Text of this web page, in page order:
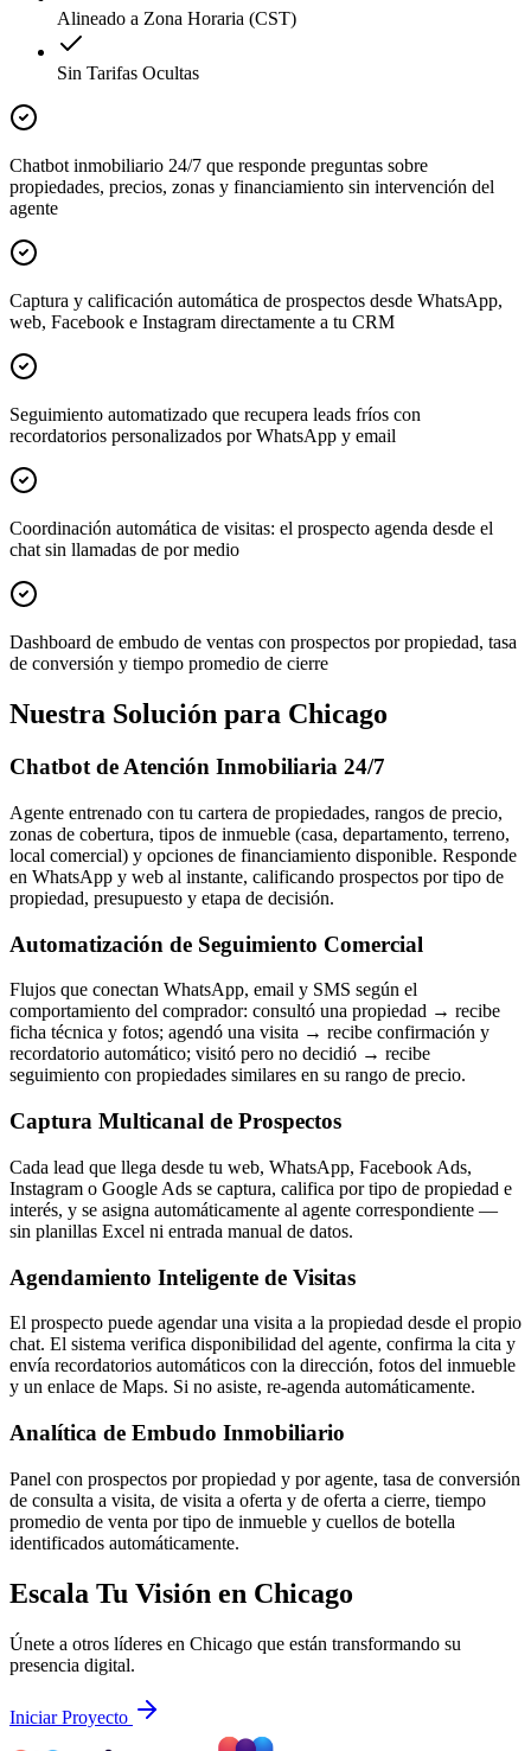
Alineado a Zona Horaria (CST)
Sin Tarifas Ocultas
Chatbot inmobiliario 24/7 que responde preguntas sobre
propiedades, precios, zonas y financiamiento sin intervención del
agente
Captura y calificación automática de prospectos desde WhatsApp,
web, Facebook e Instagram directamente a tu CRM
Seguimiento automatizado que recupera leads fríos con
recordatorios personalizados por WhatsApp y email
Coordinación automática de visitas: el prospecto agenda desde el
chat sin llamadas de por medio
Dashboard de embudo de ventas con prospectos por propiedad, tasa
de conversión y tiempo promedio de cierre
Nuestra Solución para Chicago
Chatbot de Atención Inmobiliaria 24/7
Agente entrenado con tu cartera de propiedades, rangos de precio,
zonas de cobertura, tipos de inmueble (casa, departamento, terreno,
local comercial) y opciones de financiamiento disponible. Responde
en WhatsApp y web al instante, calificando prospectos por tipo de
propiedad, presupuesto y etapa de decisión.
Automatización de Seguimiento Comercial
Flujos que conectan WhatsApp, email y SMS según el
comportamiento del comprador: consultó una propiedad → recibe
ficha técnica y fotos; agendó una visita → recibe confirmación y
recordatorio automático; visitó pero no decidió → recibe
seguimiento con propiedades similares en su rango de precio.
Captura Multicanal de Prospectos
Cada lead que llega desde tu web, WhatsApp, Facebook Ads,
Instagram o Google Ads se captura, califica por tipo de propiedad e
interés, y se asigna automáticamente al agente correspondiente —
sin planillas Excel ni entrada manual de datos.
Agendamiento Inteligente de Visitas
El prospecto puede agendar una visita a la propiedad desde el propio
chat. El sistema verifica disponibilidad del agente, confirma la cita y
envía recordatorios automáticos con la dirección, fotos del inmueble
y un enlace de Maps. Si no asiste, re-agenda automáticamente.
Analítica de Embudo Inmobiliario
Panel con prospectos por propiedad y por agente, tasa de conversión
de consulta a visita, de visita a oferta y de oferta a cierre, tiempo
promedio de venta por tipo de inmueble y cuellos de botella
identificados automáticamente.
Escala Tu Visión en Chicago
Únete a otros líderes en Chicago que están transformando su
presencia digital.
Iniciar Proyecto